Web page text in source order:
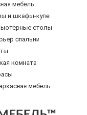
мебель
и шкафы-купе
столы
спальни
комната
мебель